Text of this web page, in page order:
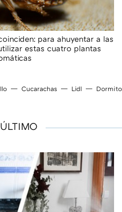
para ahuyentar a las
estas cuatro plantas
Cucarachas Lidl